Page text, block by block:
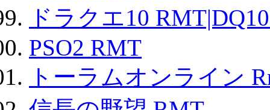
ドラクエ10
PSO2 RMT
トーラムオンライン